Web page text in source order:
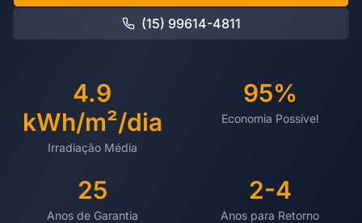
(15) 99614-4811
4.9
kWh/m²/dia
Irradiação Média
95%
Economia Possível
25
Anos de Garantia
2-4
Anos para Retorno